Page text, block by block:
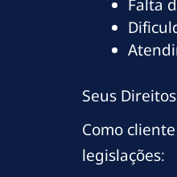
Falta
Seus
Como
legislações: